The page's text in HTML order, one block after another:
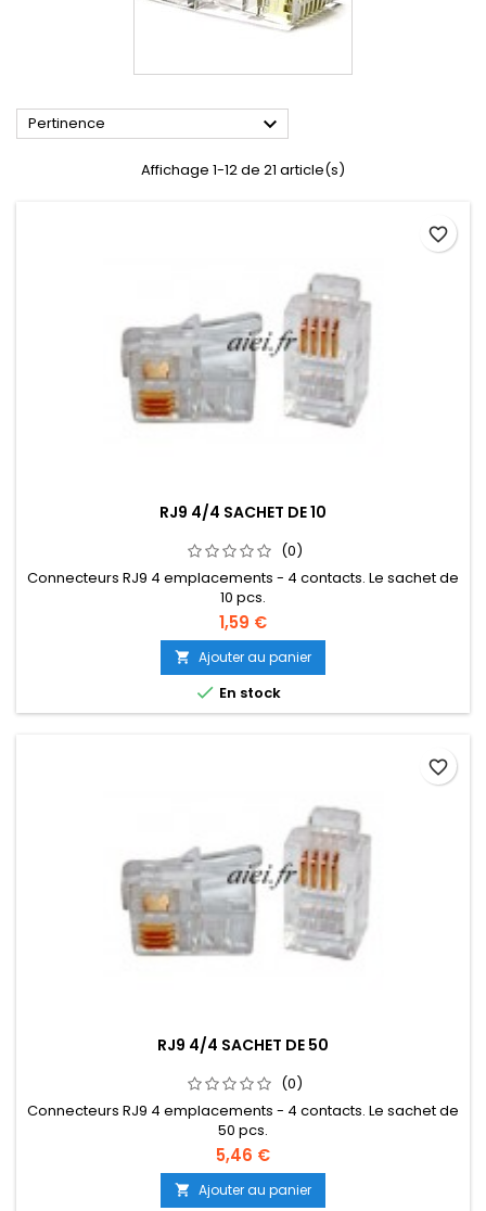
Pertinence 
Affichage 1-12 de 21 article(s)
RJ9 4/4 SACHET DE 10
(0)
Connecteurs RJ9 4 emplacements - 4 contacts. Le sachet de
10 pcs.
1,59 €
 Ajouter au panier
 En stock
favorite_border
RJ9 4/4 SACHET DE 50
(0)
Connecteurs RJ9 4 emplacements - 4 contacts. Le sachet de
50 pcs.
5,46 €
 Ajouter au panier
favorite_border